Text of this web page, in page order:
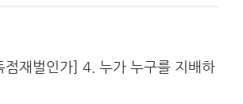
점재벌인가] 4. 누가 누구를 지배하